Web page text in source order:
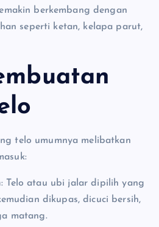
berkembang dengan
seperti ketan, kelapa parut,
telo umumnya melibatkan
: Telo atau ubi jalar dipilih yang
dikupas, dicuci bersih,
matang.